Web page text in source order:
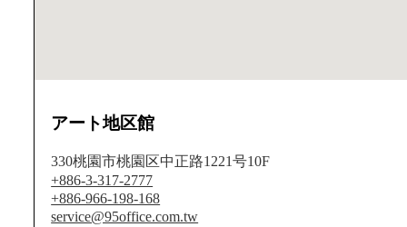
アート地区館
330桃園市桃園区中正路1221号10F
+886-3-317-2777
+886-966-198-168
service@95office.com.tw